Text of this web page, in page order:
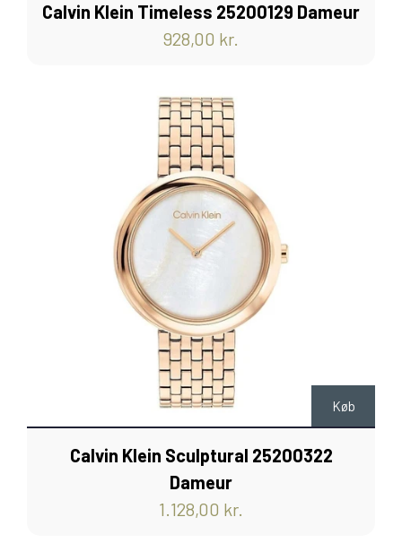
Calvin Klein Timeless 25200129 Dameur
928,00 kr.
Køb
Calvin Klein Sculptural 25200322
Dameur
1.128,00 kr.